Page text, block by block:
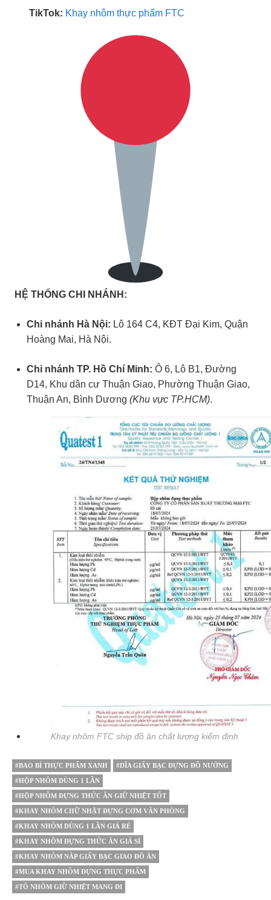
TikTok: Khay nhôm thực phẩm FTC
HỆ THỐNG CHI NHÁNH:
Chi nhánh Hà Nội: Lô 164 C4, KĐT Đại Kim, Quận
Hoàng Mai, Hà Nội.
Chi nhánh TP. Hồ Chí Minh: Ô 6, Lô B1, Đường
D14, Khu dân cư Thuận Giao, Phường Thuận Giao,
Thuận An, Bình Dương (Khu vực TP.HCM).
Khay nhôm FTC ship đồ ăn chất lượng kiểm định
#BAO BÌ THỰC PHẨM XANH #DĨA GIẤY BẠC ĐỰNG ĐỒ NƯỚNG
#HỘP NHÔM DÙNG 1 LẦN
#HỘP NHÔM ĐỰNG THỨC ĂN GIỮ NHIỆT TỐT
#KHAY NHÔM CHỮ NHẬT ĐỰNG CƠM VĂN PHÒNG
#KHAY NHÔM DÙNG 1 LẦN GIÁ RẺ
#KHAY NHÔM ĐỰNG THỨC ĂN GIÁ SỈ
#KHAY NHÔM NẮP GIẤY BẠC GIAO ĐỒ ĂN
#MUA KHAY NHÔM ĐỰNG THỰC PHẨM
#TÔ NHÔM GIỮ NHIỆT MANG ĐI